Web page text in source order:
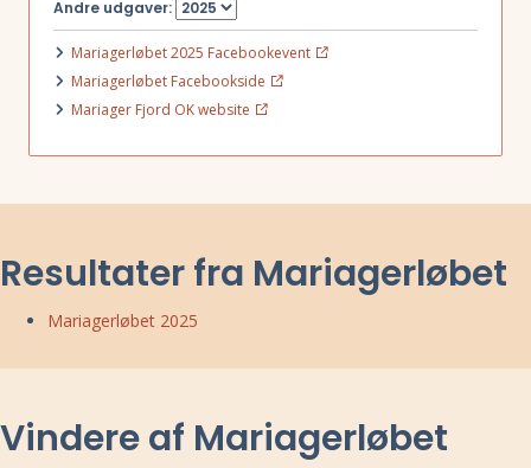
Andre udgaver:
Mariagerløbet 2025 Facebookevent
Mariagerløbet Facebookside
Mariager Fjord OK website
Resultater fra Mariagerløbet
Mariagerløbet 2025
Vindere af Mariagerløbet